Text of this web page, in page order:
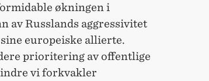
økningen i
av Russlands aggressivitet
europeiske allierte.
prioritering av offentlige
vi forkvakler